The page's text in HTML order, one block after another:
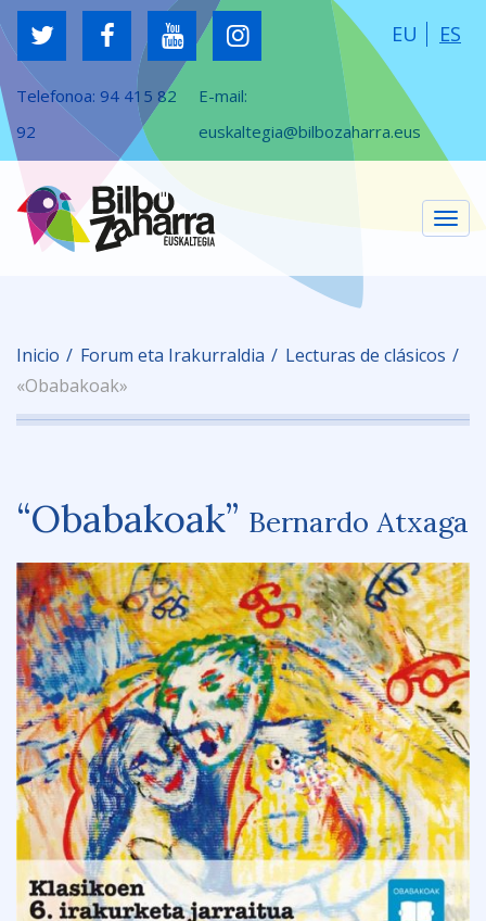
Telefonoa: 94 415 82
92
E-mail:
euskaltegia@bilbozaharra.eus
EU ES
Inicio Forum eta Irakurraldia
Lecturas de clásicos
«Obabakoak»
“Obabakoak” Bernardo Atxaga